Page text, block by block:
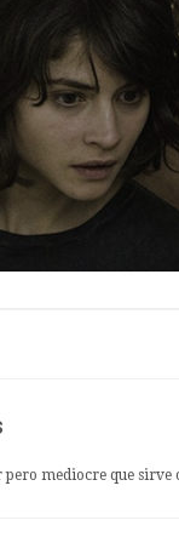
mediocre que